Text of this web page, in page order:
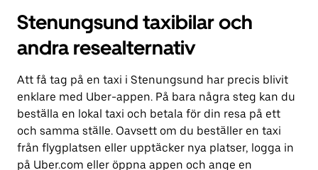
Stenungsund taxibilar och
andra resealternativ
Att få tag på en taxi i Stenungsund har precis blivit
enklare med Uber-appen. På bara några steg kan du
beställa en lokal taxi och betala för din resa på ett
och samma ställe. Oavsett om du beställer en taxi
från flygplatsen eller upptäcker nya platser, logga in
på Uber.com eller öppna appen och ange en